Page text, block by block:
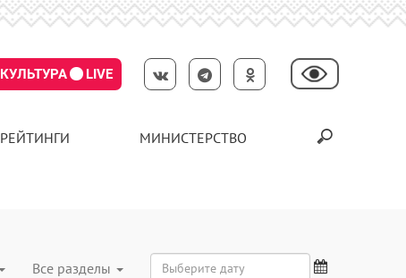
КУЛЬТУРА LIVE
РЕЙТИНГИ МИНИСТЕРСТВО
Все разделы